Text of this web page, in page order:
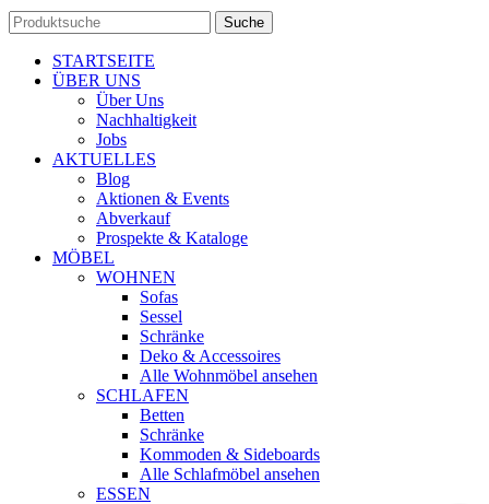
Suche
STARTSEITE
ÜBER UNS
Über Uns
Nachhaltigkeit
Jobs
AKTUELLES
Blog
Aktionen & Events
Abverkauf
Prospekte & Kataloge
MÖBEL
WOHNEN
Sofas
Sessel
Schränke
Deko & Accessoires
Alle Wohnmöbel ansehen
SCHLAFEN
Betten
Schränke
Kommoden & Sideboards
Alle Schlafmöbel ansehen
ESSEN